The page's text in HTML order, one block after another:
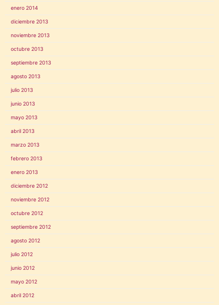
enero 2014
diciembre 2013
noviembre 2013
octubre 2013
septiembre 2013
agosto 2013
julio 2013
junio 2013
mayo 2013
abril 2013
marzo 2013
febrero 2013
enero 2013
diciembre 2012
noviembre 2012
octubre 2012
septiembre 2012
agosto 2012
julio 2012
junio 2012
mayo 2012
abril 2012